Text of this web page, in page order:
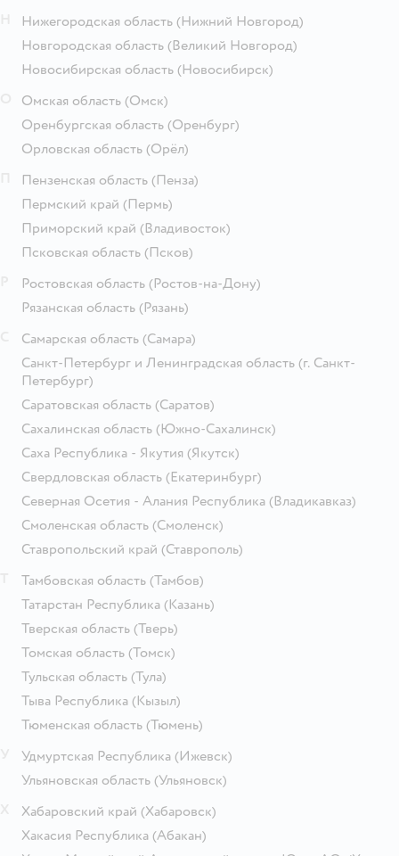
Нижегородская область (Нижний Новгород)
Новгородская область (Великий Новгород)
Новосибирская область (Новосибирск)
Омская область (Омск)
Оренбургская область (Оренбург)
Орловская область (Орёл)
Пензенская область (Пенза)
Пермский край (Пермь)
Приморский край (Владивосток)
Псковская область (Псков)
Ростовская область (Ростов-на-Дону)
Рязанская область (Рязань)
Самарская область (Самара)
Санкт-Петербург и Ленинградская область (г. Санкт-
Петербург)
Саратовская область (Саратов)
Сахалинская область (Южно-Сахалинск)
Саха Республика - Якутия (Якутск)
Свердловская область (Екатеринбург)
Северная Осетия - Алания Республика (Владикавказ)
Смоленская область (Смоленск)
Ставропольский край (Ставрополь)
Тамбовская область (Тамбов)
Татарстан Республика (Казань)
Тверская область (Тверь)
Томская область (Томск)
Тульская область (Тула)
Тыва Республика (Кызыл)
Тюменская область (Тюмень)
Удмуртская Республика (Ижевск)
Ульяновская область (Ульяновск)
Хабаровский край (Хабаровск)
Хакасия Республика (Абакан)